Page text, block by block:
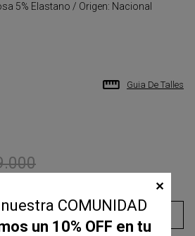
5% Elastano / Origen: Nacional
Guia De Talles
.000
al carrito
COMUNIDAD
un 10% OFF en tu
✕